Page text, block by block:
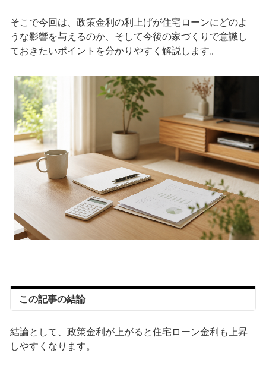
そこで今回は、政策金利の利上げが住宅ローンにどのよ
うな影響を与えるのか、そして今後の家づくりで意識し
ておきたいポイントを分かりやすく解説します。
この記事の結論
結論として、政策金利が上がると住宅ローン金利も上昇
しやすくなります。